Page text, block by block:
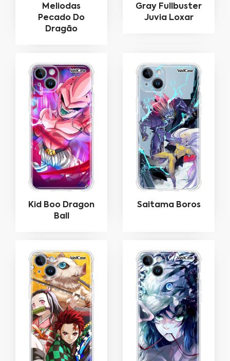
Meliodas
Pecado Do
Dragão
Gray Fullbuster
Juvia Loxar
Kid Boo Dragon
Ball
Saitama Boros